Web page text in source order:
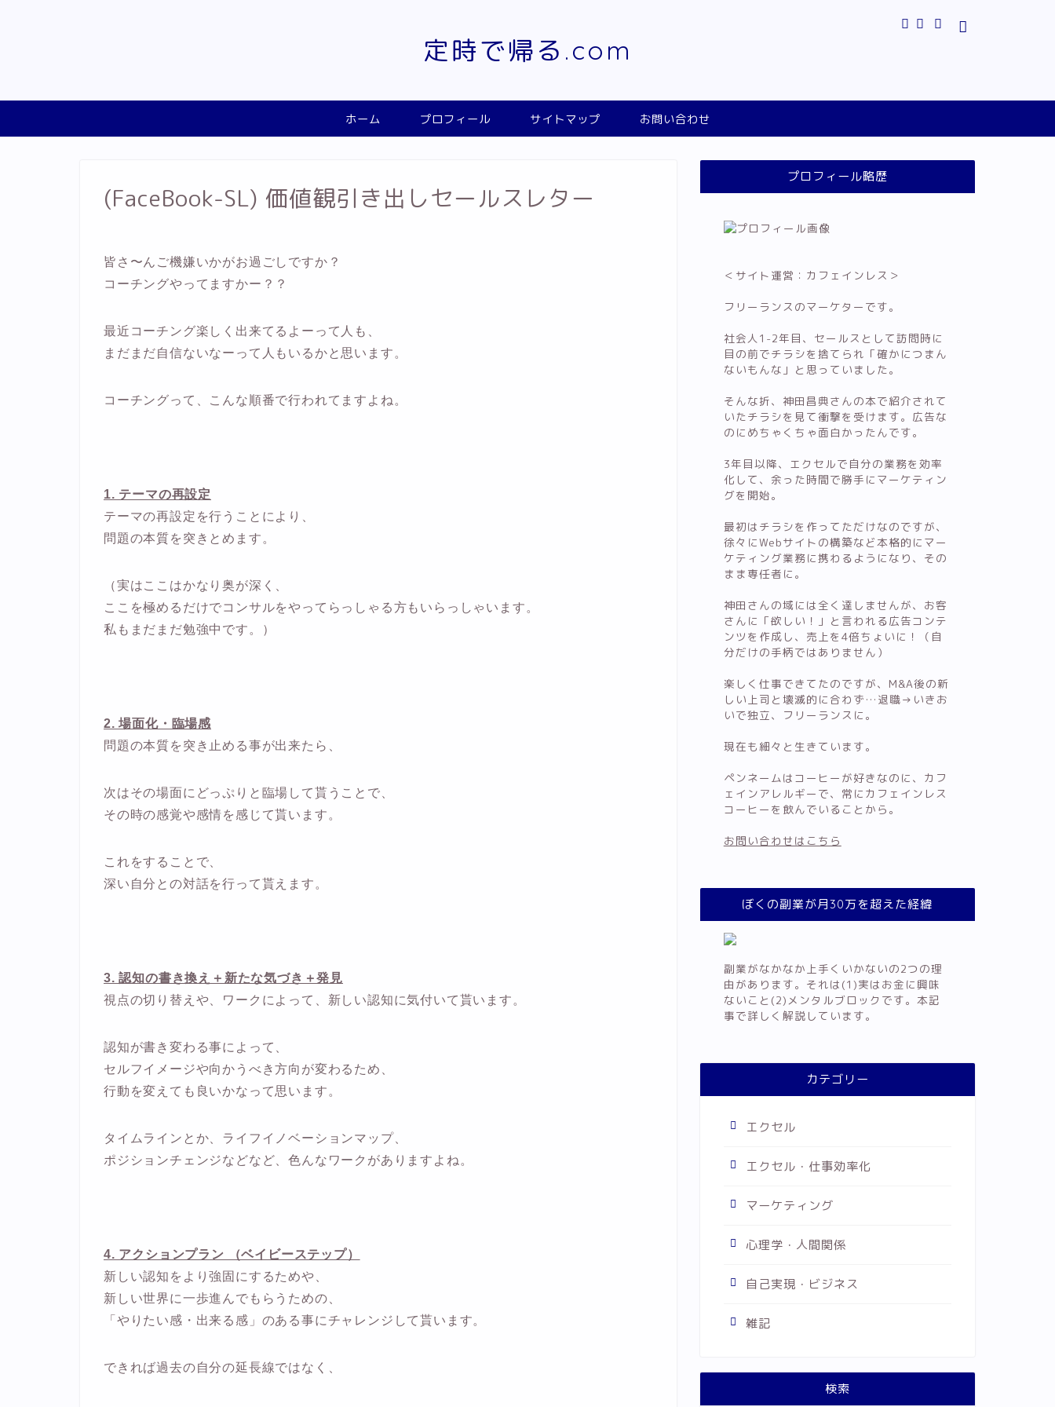
定時で帰る.com
ホーム プロフィール サイトマップ お問い合わせ
(FaceBook-SL) 価値観引き出しセールスレター
皆さ〜んご機嫌いかがお過ごしですか？
コーチングやってますかー？？
最近コーチング楽しく出来てるよーって人も、
まだまだ自信ないなーって人もいるかと思います。
コーチングって、こんな順番で行われてますよね。
1. テーマの再設定
テーマの再設定を行うことにより、
問題の本質を突きとめます。
（実はここはかなり奥が深く、
ここを極めるだけでコンサルをやってらっしゃる方もいらっしゃいます。
私もまだまだ勉強中です。）
2. 場面化・臨場感
問題の本質を突き止める事が出来たら、
次はその場面にどっぷりと臨場して貰うことで、
その時の感覚や感情を感じて貰います。
これをすることで、
深い自分との対話を行って貰えます。
3. 認知の書き換え＋新たな気づき＋発見
視点の切り替えや、ワークによって、新しい認知に気付いて貰います。
認知が書き変わる事によって、
セルフイメージや向かうべき方向が変わるため、
行動を変えても良いかなって思います。
タイムラインとか、ライフイノベーションマップ、
ポジションチェンジなどなど、色んなワークがありますよね。
4. アクションプラン （ベイビーステップ）
新しい認知をより強固にするためや、
新しい世界に一歩進んでもらうための、
「やりたい感・出来る感」のある事にチャレンジして貰います。
できれば過去の自分の延長線ではなく、
プロフィール略歴
＜サイト運営：カフェインレス＞
フリーランスのマーケターです。
社会人1-2年目、セールスとして訪問時に
目の前でチラシを捨てられ「確かにつまん
ないもんな」と思っていました。
そんな折、神田昌典さんの本で紹介されて
いたチラシを見て衝撃を受けます。広告な
のにめちゃくちゃ面白かったんです。
3年目以降、エクセルで自分の業務を効率
化して、余った時間で勝手にマーケティン
グを開始。
最初はチラシを作ってただけなのですが、
徐々にWebサイトの構築など本格的にマー
ケティング業務に携わるようになり、その
まま専任者に。
神田さんの域には全く達しませんが、お客
さんに「欲しい！」と言われる広告コンテ
ンツを作成し、売上を4倍ちょいに！（自
分だけの手柄ではありません）
楽しく仕事できてたのですが、M&A後の新
しい上司と壊滅的に合わず…退職→いきお
いで独立、フリーランスに。
現在も細々と生きています。
ペンネームはコーヒーが好きなのに、カフ
ェインアレルギーで、常にカフェインレス
コーヒーを飲んでいることから。
お問い合わせはこちら
ぼくの副業が月30万を超えた経緯
副業がなかなか上手くいかないの2つの理
由があります。それは(1)実はお金に興味
ないこと(2)メンタルブロックです。本記
事で詳しく解説しています。
カテゴリー
エクセル
エクセル・仕事効率化
マーケティング
心理学・人間関係
自己実現・ビジネス
雑記
検索